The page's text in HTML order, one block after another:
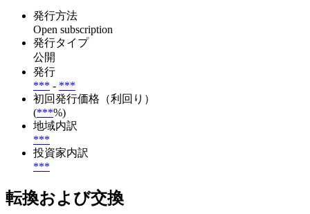
発行方法
Open subscription
発行タイプ
公開
発行
*** - ***
初回発行価格（利回り）
(***%)
地域内訳
***
投資家内訳
***
転換および交換